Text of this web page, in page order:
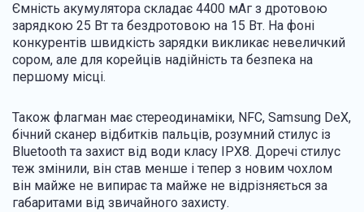
Ємність акумулятора складає 4400 мАг з дротовою
зарядкою 25 Вт та бездротовою на 15 Вт. На фоні
конкурентів швидкість зарядки викликає невеличкий
сором, але для корейців надійність та безпека на
першому місці.
Також флагман має стереодинаміки, NFC, Samsung DeX,
бічний сканер відбитків пальців, розумний стилус із
Bluetooth та захист від води класу IPX8. Доречі стилус
теж змінили, він став менше і тепер з новим чохлом
він майже не випирає та майже не відрізняється за
габаритами від звичайного захисту.